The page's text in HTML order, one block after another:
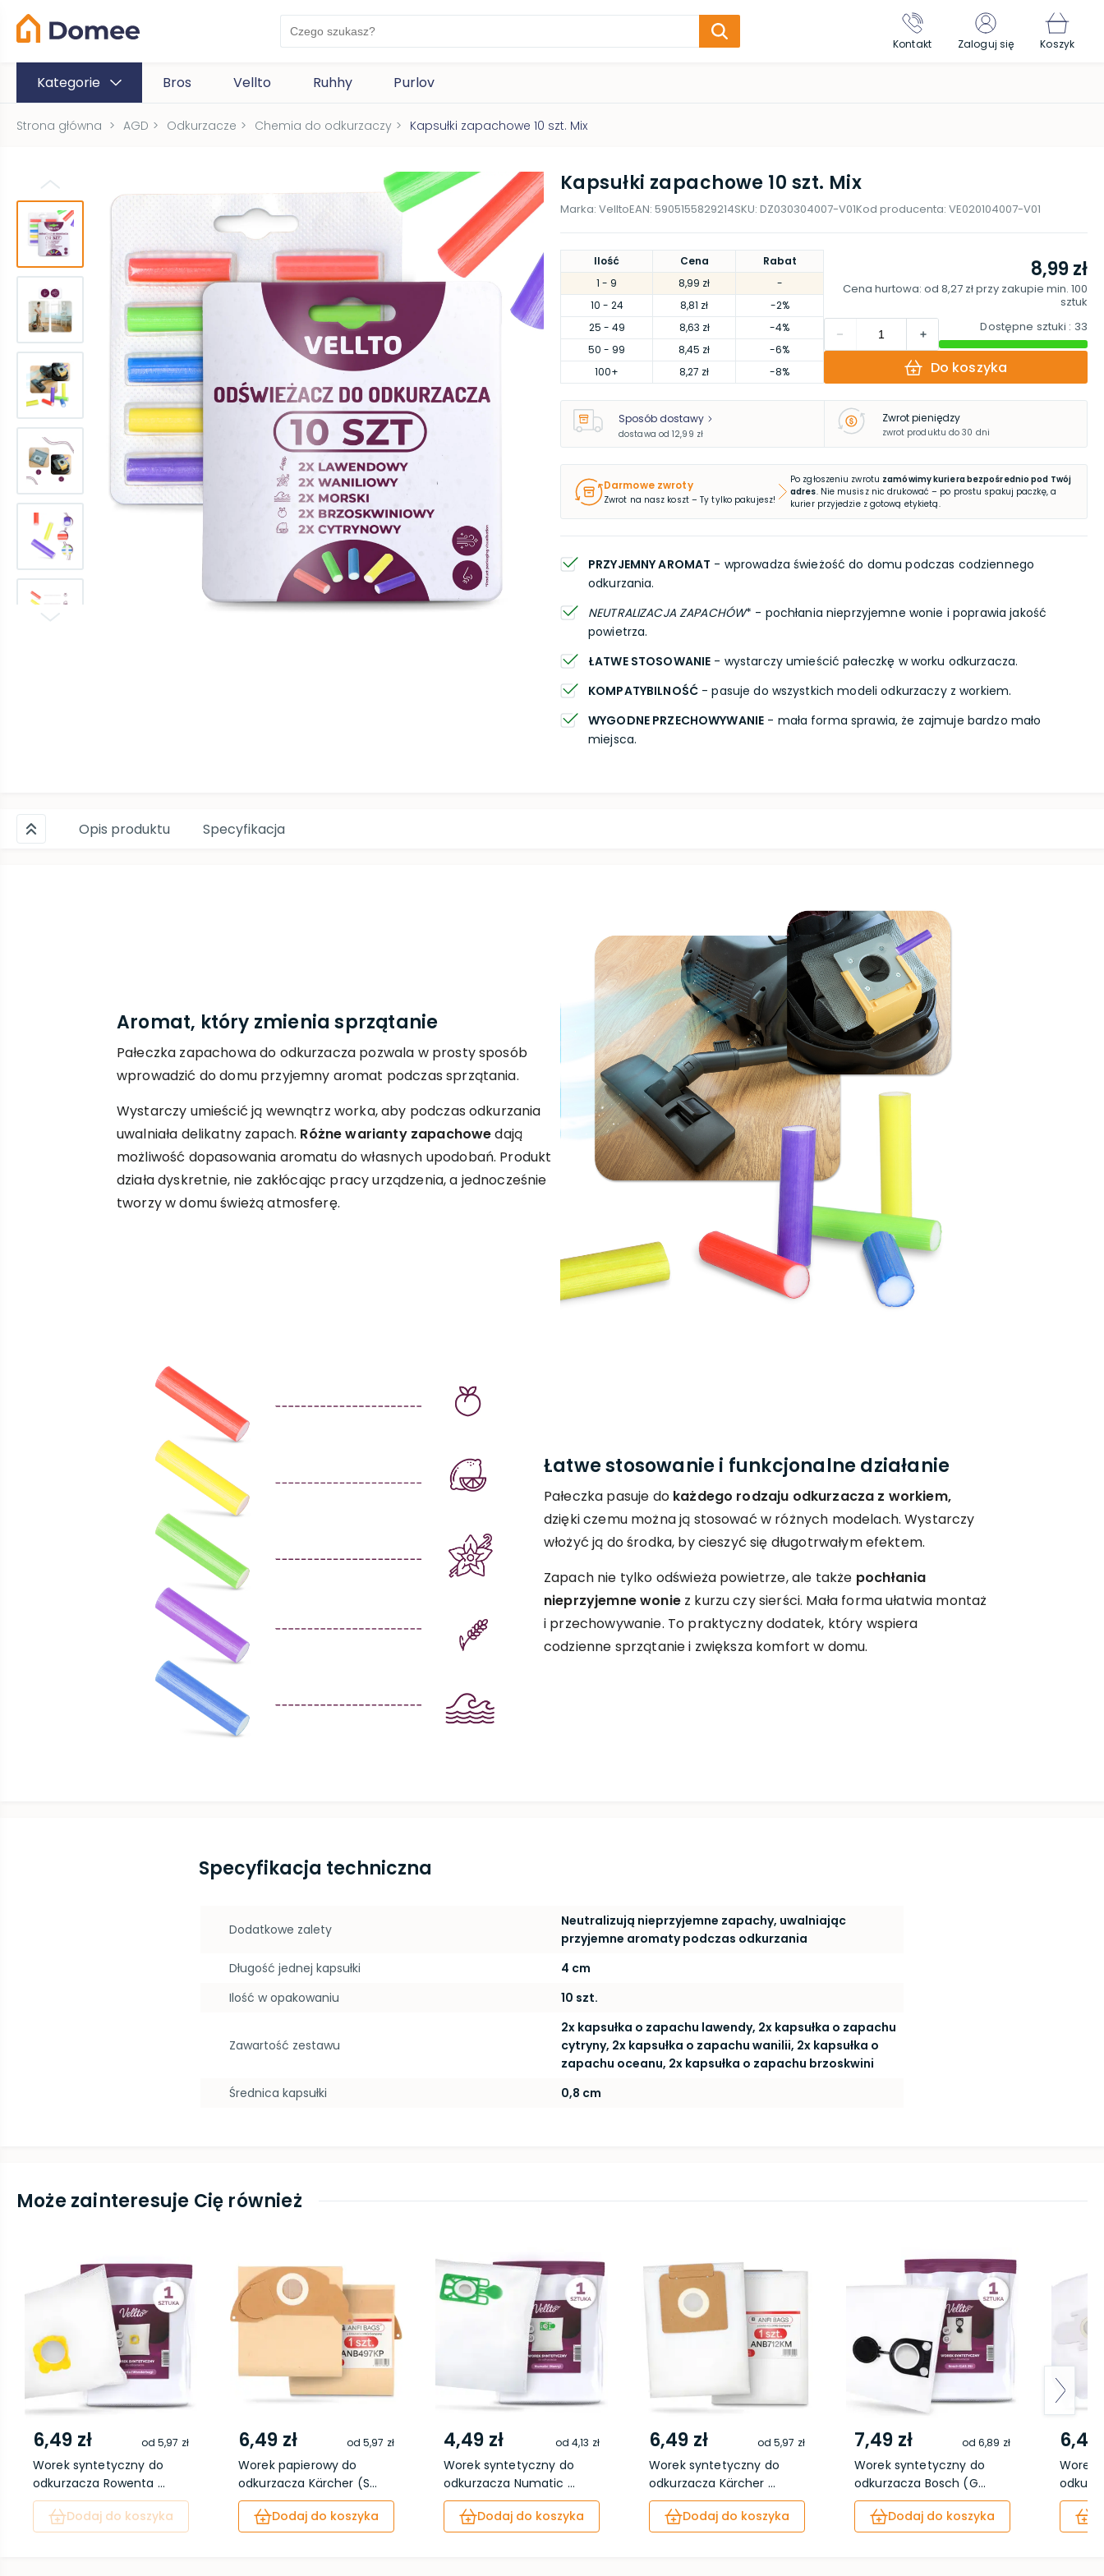
Kontakt Zaloguj się Koszyk
Kategorie Bros Vellto Ruhhy Purlov
Strona główna > AGD > Odkurzacze > Chemia do odkurzaczy > Kapsułki zapachowe 10 szt. Mix
Kapsułki zapachowe 10 szt. Mix
Marka: VelltoEAN: 5905155829214SKU: DZ030304007-V01Kod producenta: VE020104007-V01
Ilość Cena
Rabat
1 - 9 8,99 zł
-
10 - 24 8,81 zł
-2%
25 - 49 8,63 zł
-4%
50 - 99 8,45 zł
-6%
100+ 8,27 zł -8%
8,99 zł
Cena hurtowa: od 8,27 złprzy zakupie min. 100
sztuk
Dostępne sztuki : 33
Do koszyka
Sposób dostawy
dostawa od 12,99 zł
Zwrot pieniędzy
zwrot produktu do 30 dni
Darmowe zwroty
Zwrot na nasz koszt – Ty tylko pakujesz!
Po zgłoszeniu zwrotu zamówimy kuriera bezpośrednio pod Twój
adres. Nie musisz nic drukować – po prostu spakuj paczkę, a
kurier przyjedzie z gotową etykietą.
PRZYJEMNY AROMAT - wprowadza świeżość do domu podczas codziennego
odkurzania.
NEUTRALIZACJA ZAPACHÓW* - pochłania nieprzyjemne wonie i poprawia jakość
powietrza.
ŁATWE STOSOWANIE - wystarczy umieścić pałeczkę w worku odkurzacza.
KOMPATYBILNOŚĆ- pasuje do wszystkich modeli odkurzaczy z workiem.
WYGODNE PRZECHOWYWANIE - mała forma sprawia, że zajmuje bardzo mało
miejsca.
Opis produktu Specyfikacja
Aromat, który zmienia sprzątanie
Pałeczka zapachowa do odkurzacza pozwala w prosty sposób
wprowadzić do domu przyjemny aromat podczas sprzątania.
Wystarczy umieścić ją wewnątrz worka, aby podczas odkurzania
uwalniała delikatny zapach. Różne warianty zapachowedają
możliwość dopasowania aromatu do własnych upodobań. Produkt
działa dyskretnie, nie zakłócając pracy urządzenia, a jednocześnie
tworzy w domu świeżą atmosferę.
Łatwe stosowanie i funkcjonalne działanie
Pałeczka pasuje do każdego rodzaju odkurzacza z workiem,
dzięki czemu można ją stosować w różnych modelach. Wystarczy
włożyć ją do środka, by cieszyć się długotrwałym efektem.
Zapach nie tylko odświeża powietrze, ale także pochłania
nieprzyjemne woniez kurzu czy sierści. Mała forma ułatwia montaż
i przechowywanie. To praktyczny dodatek, który wspiera
codzienne sprzątanie i zwiększa komfort w domu.
Specyfikacja techniczna
Dodatkowe zalety
Neutralizują nieprzyjemne zapachy, uwalniając
przyjemne aromaty podczas odkurzania
Długość jednej kapsułki
4 cm
Ilość w opakowaniu
10 szt.
Zawartość zestawu
2x kapsułka o zapachu lawendy, 2x kapsułka o zapachu
cytryny, 2x kapsułka o zapachu wanilii, 2x kapsułka o
zapachu oceanu, 2x kapsułka o zapachu brzoskwini
Średnica kapsułki
0,8 cm
Może zainteresuje Cię również
6,49 zł od5,97 zł
Worek syntetyczny do
odkurzacza Rowenta ...
Dodaj do koszyka
6,49 zł od5,97 zł
Worek papierowy do
odkurzacza Kärcher (S...
Dodaj do koszyka
4,49 zł od4,13 zł
Worek syntetyczny do
odkurzacza Numatic ...
Dodaj do koszyka
6,49 zł od5,97 zł
Worek syntetyczny do
odkurzacza Kärcher ...
Dodaj do koszyka
7,49 zł od6,89 zł
Worek syntetyczny do
odkurzacza Bosch (G...
Dodaj do koszyka
6,49
Worek